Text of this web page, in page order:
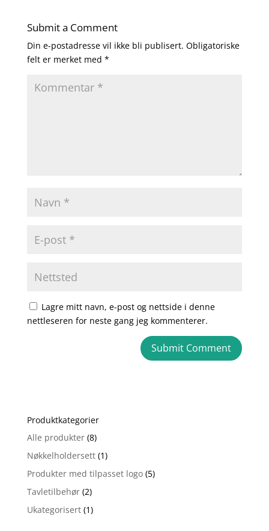
Submit a Comment
Din e-postadresse vil ikke bli publisert. Obligatoriske
felt er merket med *
Lagre mitt navn, e-post og nettside i denne
nettleseren for neste gang jeg kommenterer.
r
n
a
i
v
e
Produktkategorier
Alle produkter (8)
Nøkkelholdersett (1)
Produkter med tilpasset logo (5)
Tavletilbehør (2)
Ukategorisert (1)